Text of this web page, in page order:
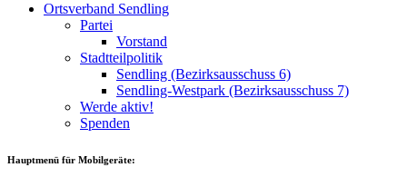
Ortsverband Sendling
Partei
Vorstand
Stadtteilpolitik
Sendling (Bezirksausschuss 6)
Sendling-Westpark (Bezirksausschuss 7)
Werde aktiv!
Spenden
Hauptmenü für Mobilgeräte: